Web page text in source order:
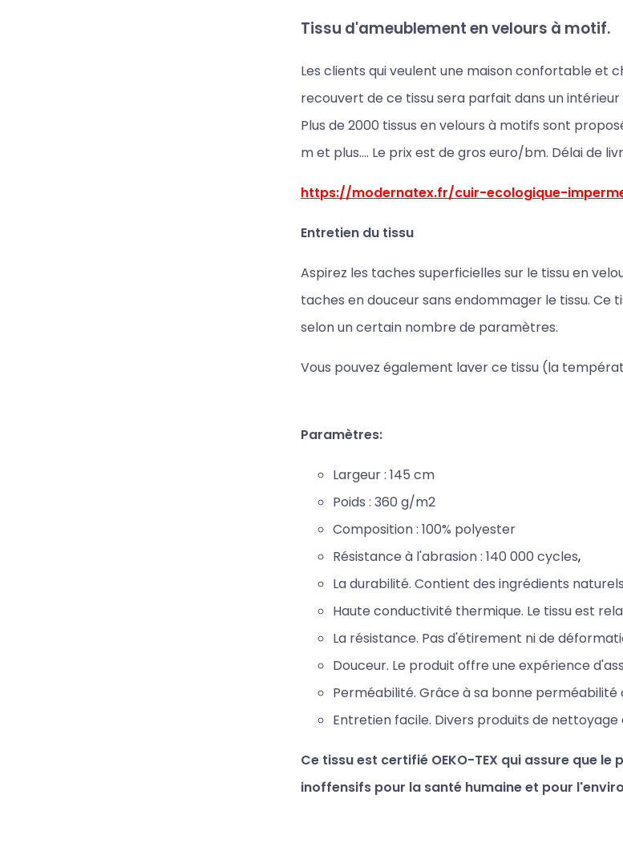
Tissu d'ameublement en velours à motif.
Les clients qui veulent une maison confortable et
recouvert de ce tissu sera parfait dans un
Plus de 2000 tissus en velours à motifs sont
m et plus…. Le prix est de gros euro/bm. Délai de
https://modernatex.fr/cuir-ecologique-
Entretien du tissu
Aspirez les taches superficielles sur le tissu en
taches en douceur sans endommager le tissu. Ce
selon un certain nombre de paramètres.
Vous pouvez également laver ce tissu (la
Paramètres:
Largeur : 145 cm
Poids : 360 g/m2
Composition : 100% polyester
Résistance à l'abrasion : 140 000 cycles,
La durabilité. Contient des ingrédients
Haute conductivité thermique. Le tissu est
La résistance. Pas d'étirement ni de
Douceur. Le produit offre une expérience
Perméabilité. Grâce à sa bonne perméabilité
Entretien facile. Divers produits de
Ce tissu est certifié OEKO-TEX qui assure que
inoffensifs pour la santé humaine et pour